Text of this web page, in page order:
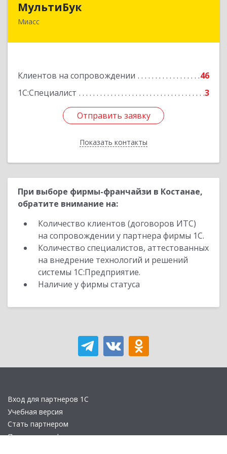
МультиБук
Миасс
Клиентов на сопровождении
46
1С:Специалист
3
Отправить заявку
Показать контакты
456318, Челябинская обл, Миасс г, Жуковского
Отправить заявку
Назад
При выборе фирмы-франчайзи в Костанае,
обратите внимание на:
Количество клиентов (договоров ИТС)
на сопровождении у партнера фирмы 1С.
Количество специалистов, аттестованных
на внедрение технологий и решений
системы 1С:Предприятие.
Наличие у фирмы статуса
Вход для партнеров 1С
Учебная версия
Стать партнером
Политика конфиденциальности